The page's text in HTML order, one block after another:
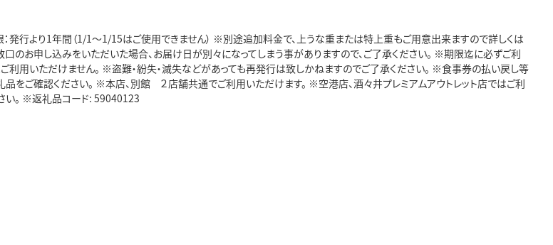
発行より1年間（1/1～1/15はご使用できません） ※別途追加料金で、上うな重または特上重もご用意出来ますので詳しくは
のお申し込みをいただいた場合、お届け日が別々になってしまう事がありますので、ご了承ください。 ※期限迄に必ずご利
利用いただけません。 ※盗難・紛失・滅失などがあっても再発行は致しかねますのでご了承ください。 ※食事券の払い戻し等
品をご確認ください。 ※本店、別館 ２店舗共通でご利用いただけます。 ※空港店、酒々井プレミアムアウトレット店ではご利
い。 ※返礼品コード: 59040123